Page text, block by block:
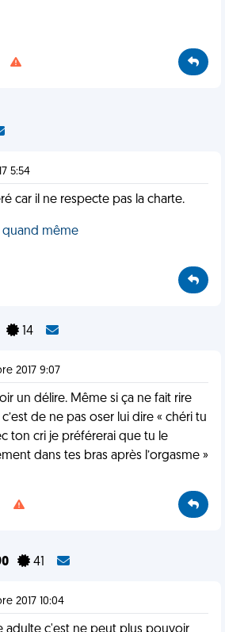
5:54
car il ne respecte pas la charte.
quand même
14
2017 9:07
un délire. Même si ça ne fait rire
de ne pas oser lui dire « chéri tu
ton cri je préférerai que tu le
dans tes bras après l’orgasme »
41
2017 10:04